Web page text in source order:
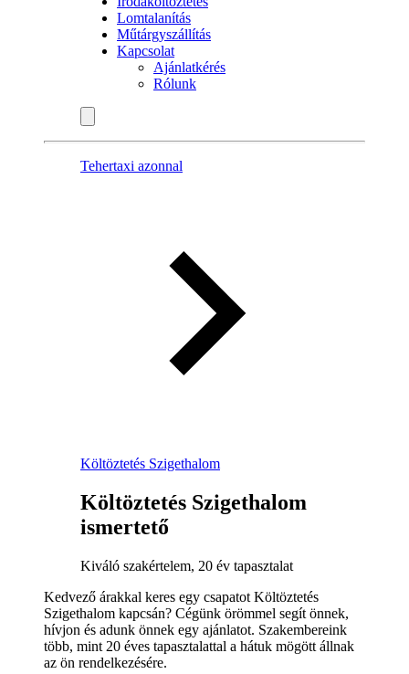
Lomtalanítás
Műtárgyszállítás
Kapcsolat
Ajánlatkérés
Rólunk
Tehertaxi azonnal
Költöztetés Szigethalom
Költöztetés Szigethalom
ismertető
Kiváló szakértelem, 20 év tapasztalat
Kedvező árakkal keres egy csapatot Költöztetés
Szigethalom kapcsán? Cégünk örömmel segít önnek,
hívjon és adunk önnek egy ajánlatot. Szakembereink
több, mint 20 éves tapasztalattal a hátuk mögött állnak
az ön rendelkezésére.